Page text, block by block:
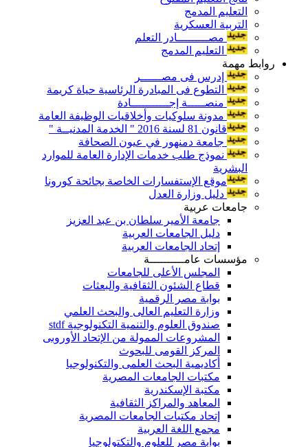
التعليم المدمج
التربية العسكرية
مصـــــــــادر التعلم
التعليم المدمج
روابط مهمة
إدرس فى مصــــــر
التطوع فى المبادرة الرئاسية حياة كريمة
منصـــــة إجـــــــــــادة
مدونة سلوكيات وأخلاقيات الوظيفة العامة
قانون 81 لسنة 2016 " الخدمة المدنيــة "
جامعة دمنهور في عيون الصحافة
نموذج طلب خدمات الإدارة العامة للموارد
البشرية
موقع الإستفسارات الخاصة بجائحة كورونا
دليل وزارة العدل
جامعات عربية
جامعة الأمير سلطان بن عبد العزيز
دليل الجامعات العربية
إتحاد الجامعات العربية
مؤسسات عامــــــــــة
المجلس الأعلى للجامعات
قطاع الشئون الثقافية والبعثات
بوابة مصر الرقمية
وزارة التعليم العالى والبحث العلمي
صندوق العلوم والتنمية التكنولوجية stdf
المشروعات الممولة من الإتحاد الأوروبى
المركز القومى للبحوث
أكاديمية البحث العلمى والتكنولوجيا
مكتبات الجامعات المصرية
مكتبة الإسكندرية
المعاهد والمراكز الثقافية
إتحاد مكتبات الجامعات المصرية
مجمع اللغة العربية
بوابة مصر للعلوم والتكتولوجيا